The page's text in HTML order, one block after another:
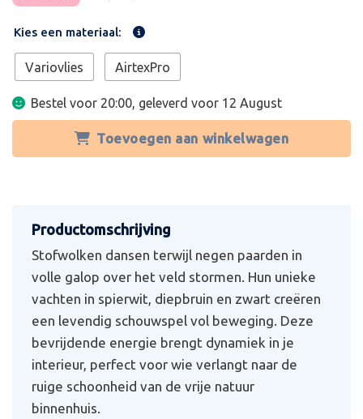
Kies een materiaal:
Variovlies AirtexPro
Bestel voor 20:00, geleverd voor 12 August
Toevoegen aan winkelwagen
Stofwolken dansen terwijl negen paarden in
volle galop over het veld stormen. Hun unieke
vachten in spierwit, diepbruin en zwart creëren
een levendig schouwspel vol beweging. Deze
bevrijdende energie brengt dynamiek in je
interieur, perfect voor wie verlangt naar de
ruige schoonheid van de vrije natuur
binnenhuis.